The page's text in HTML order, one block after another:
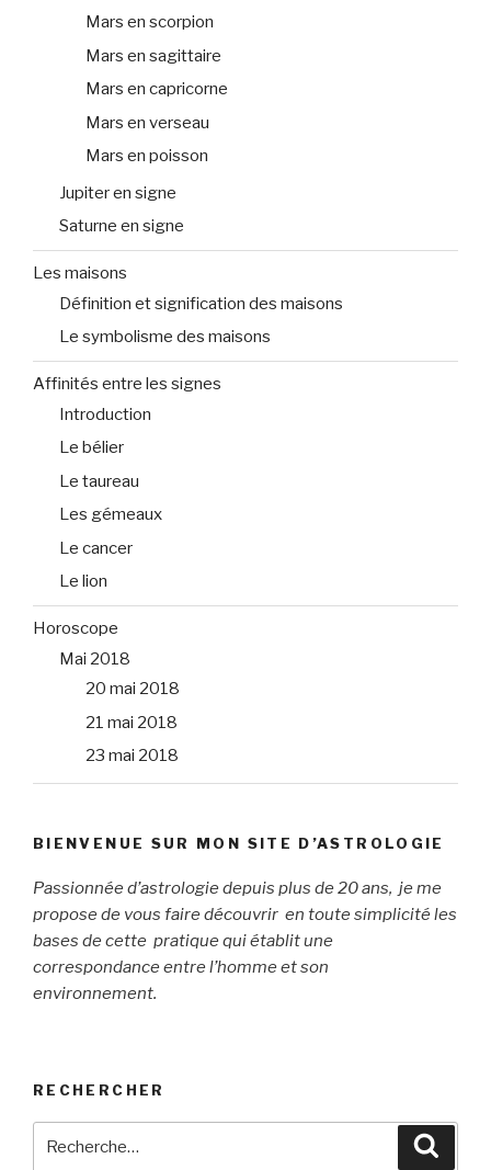
Mars en scorpion
Mars en sagittaire
Mars en capricorne
Mars en verseau
Mars en poisson
Jupiter en signe
Saturne en signe
Les maisons
Définition et signification des maisons
Le symbolisme des maisons
Affinités entre les signes
Introduction
Le bélier
Le taureau
Les gémeaux
Le cancer
Le lion
Horoscope
Mai 2018
20 mai 2018
21 mai 2018
23 mai 2018
BIENVENUE SUR MON SITE D’ASTROLOGIE
Passionnée d’astrologie depuis plus de 20 ans, je me
propose de vous faire découvrir en toute simplicité les
bases de cette pratique qui établit une
correspondance entre l’homme et son
environnement.
RECHERCHER